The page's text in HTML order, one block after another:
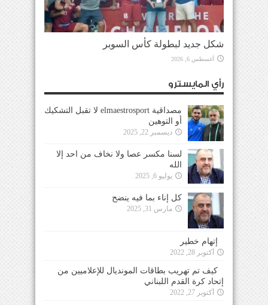
شكل جديد لبطولة كأس السوبر
أغسطس 6, 2026
رأي المايسترو
مصداقية elmaestrosport لا تقبل التشكيك
أو التوهين
ديسمبر 22, 2025
لسنا مكسر عصا ولا نخاف من احد إلا
الله
يوليو 6, 2025
كل إناء بما فيه ينضح
مارس 31, 2025
إتهام خطير
أكتوبر 28, 2022
كيف تم تهريب بطاقات المونديال للإعلاميين من
إتحاد كرة القدم اللبناني
أكتوبر 27, 2022